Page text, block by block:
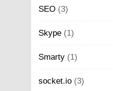
SEO (3)
Skype (1)
Smarty (1)
socket.io (3)